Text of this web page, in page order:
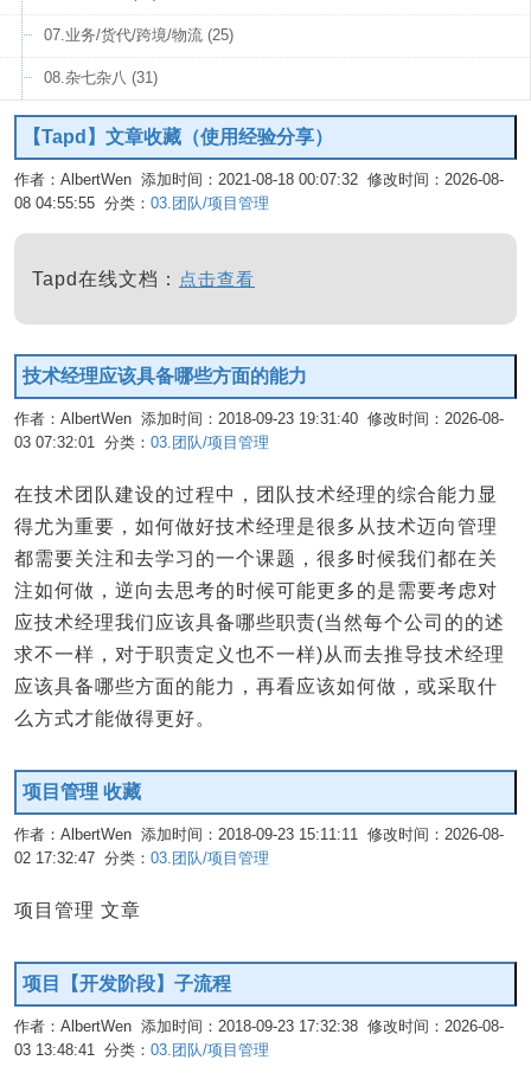
07.业务/货代/跨境/物流 (25)
08.杂七杂八 (31)
【Tapd】文章收藏（使用经验分享）
作者：AlbertWen 添加时间：2021-08-18 00:07:32 修改时间：2026-08-
08 04:55:55 分类： 03.团队/项目管理
Tapd在线文档： 点击查看
技术经理应该具备哪些方面的能力
作者：AlbertWen 添加时间：2018-09-23 19:31:40 修改时间：2026-08-
03 07:32:01 分类： 03.团队/项目管理
在技术团队建设的过程中，团队技术经理的综合能力显
得尤为重要，如何做好技术经理是很多从技术迈向管理
都需要关注和去学习的一个课题，很多时候我们都在关
注如何做，逆向去思考的时候可能更多的是需要考虑对
应技术经理我们应该具备哪些职责(当然每个公司的的述
求不一样，对于职责定义也不一样)从而去推导技术经理
应该具备哪些方面的能力，再看应该如何做，或采取什
么方式才能做得更好。
项目管理 收藏
作者：AlbertWen 添加时间：2018-09-23 15:11:11 修改时间：2026-08-
02 17:32:47 分类： 03.团队/项目管理
项目管理 文章
项目【开发阶段】子流程
作者：AlbertWen 添加时间：2018-09-23 17:32:38 修改时间：2026-08-
03 13:48:41 分类： 03.团队/项目管理